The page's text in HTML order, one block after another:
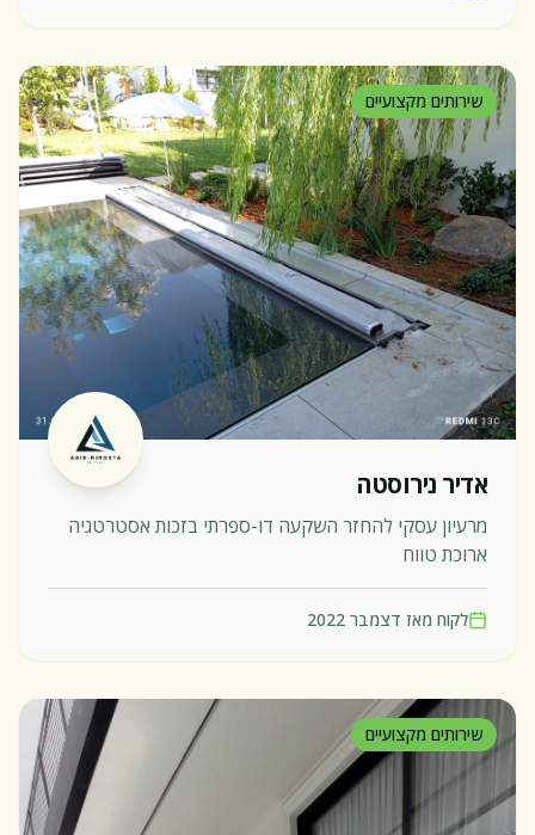
שירותים מקצועיים
אדיר נירוסטה
מרעיון עסקי להחזר השקעה דו-ספרתי בזכות אסטרטגיה
ארוכת טווח
לקוח מאז דצמבר 2022
שירותים מקצועיים